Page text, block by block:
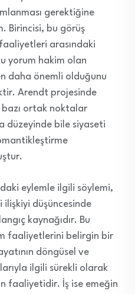
gerektiğine
Birincisi, bu görüş
arasındaki
yorum hakim olan
daha önemli olduğunu
Arendt projesinde
bazı ortak noktalar
düzeyinde bile siyaseti
eylemle ilgili söylemi,
ilişkiyi düşüncesinde
kaynağıdır. Bu
faaliyetlerini belirgin bir
döngüsel ve
ilgili sürekli olarak
faaliyetidir. İş ise emeğin